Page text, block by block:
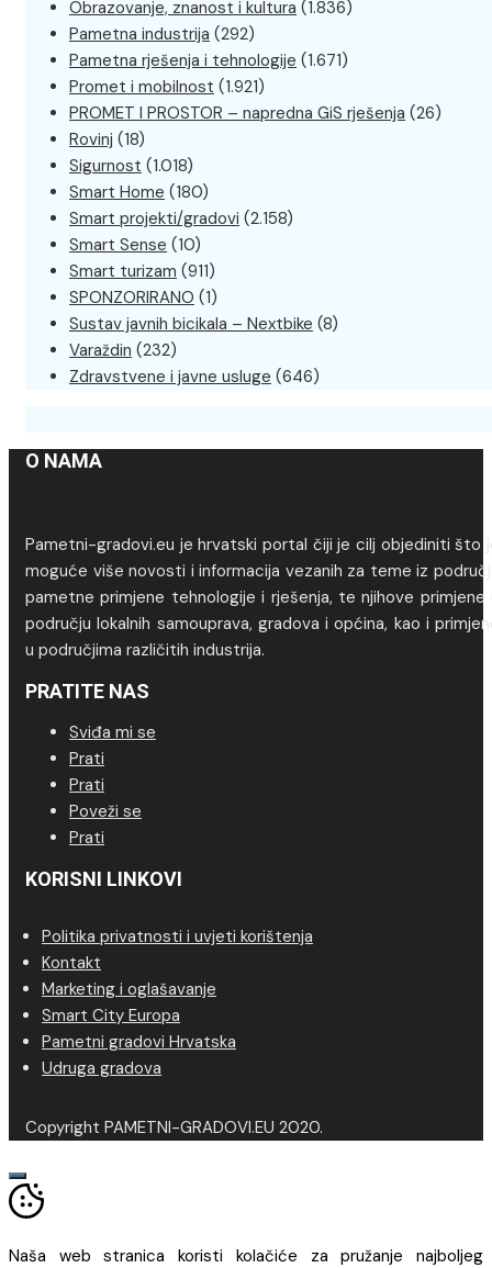
Obrazovanje, znanost i kultura (1.836)
Pametna industrija (292)
Pametna rješenja i tehnologije (1.671)
Promet i mobilnost (1.921)
PROMET I PROSTOR – napredna GiS rješenja (26)
Rovinj (18)
Sigurnost (1.018)
Smart Home (180)
Smart projekti/gradovi (2.158)
Smart Sense (10)
Smart turizam (911)
SPONZORIRANO (1)
Sustav javnih bicikala – Nextbike (8)
Varaždin (232)
Zdravstvene i javne usluge (646)
O NAMA
Pametni-gradovi.eu je hrvatski portal čiji je cilj objediniti što
moguće više novosti i informacija vezanih za teme iz
pametne primjene tehnologije i rješenja, te njihove primjene
području lokalnih samouprava, gradova i općina, kao i
u područjima različitih industrija.
PRATITE NAS
Sviđa mi se
Prati
Prati
Poveži se
Prati
KORISNI LINKOVI
Politika privatnosti i uvjeti korištenja
Kontakt
Marketing i oglašavanje
Smart City Europa
Pametni gradovi Hrvatska
Udruga gradova
Copyright PAMETNI-GRADOVI.EU 2020.
Naša web stranica koristi kolačiće za pružanje najboljeg